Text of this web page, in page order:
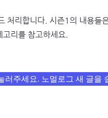
처리합니다. 시즌1의 내용들
리를 참고하세요.
러주세요. 노멀로그 새 글을